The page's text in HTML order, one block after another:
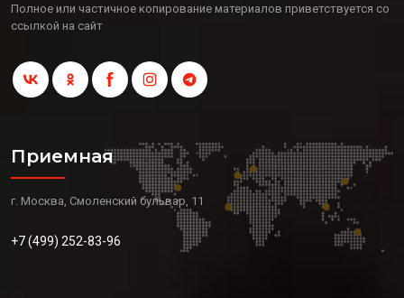
Полное или частичное копирование материалов приветствуется со
ссылкой на сайт
Приемная
г. Москва, Смоленский бульвар, 11
+7 (499) 252-83-96